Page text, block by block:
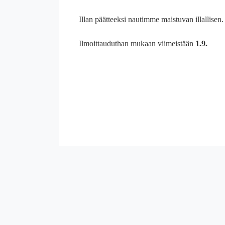
Illan päätteeksi nautimme maistuvan illallisen.
Ilmoittauduthan mukaan viimeistään 1.9.